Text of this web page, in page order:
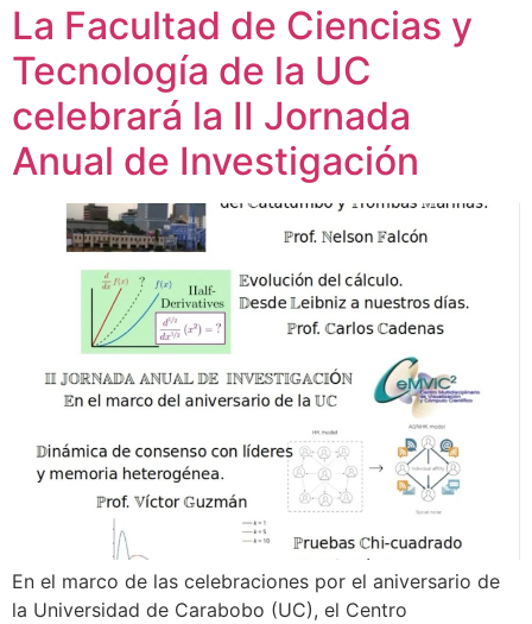
La Facultad de Ciencias y
Tecnología de la UC
celebrará la II Jornada
Anual de Investigación
En el marco de las celebraciones por el aniversario de
la Universidad de Carabobo (UC), el Centro